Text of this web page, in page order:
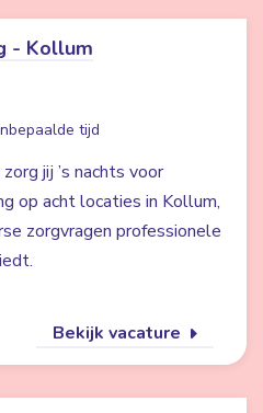
- Kollum
tijd
jij ’s nachts voor
op acht locaties in Kollum,
zorgvragen professionele
Bekijk vacature